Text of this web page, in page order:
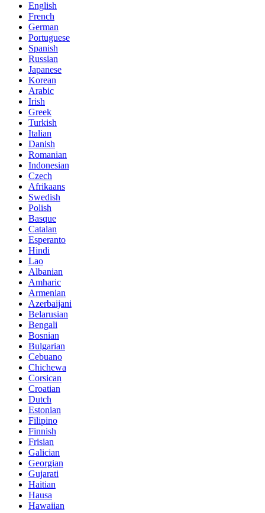
English
French
German
Portuguese
Spanish
Russian
Japanese
Korean
Arabic
Irish
Greek
Turkish
Italian
Danish
Romanian
Indonesian
Czech
Afrikaans
Swedish
Polish
Basque
Catalan
Esperanto
Hindi
Lao
Albanian
Amharic
Armenian
Azerbaijani
Belarusian
Bengali
Bosnian
Bulgarian
Cebuano
Chichewa
Corsican
Croatian
Dutch
Estonian
Filipino
Finnish
Frisian
Galician
Georgian
Gujarati
Haitian
Hausa
Hawaiian